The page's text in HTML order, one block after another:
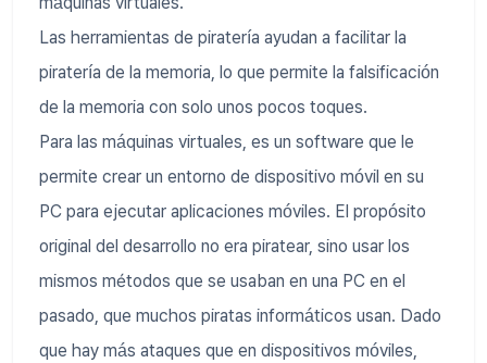
Las herramientas de piratería ayudan a facilitar la
piratería de la memoria, lo que permite la falsificación
de la memoria con solo unos pocos toques.
Para las máquinas virtuales, es un software que le
permite crear un entorno de dispositivo móvil en su
PC para ejecutar aplicaciones móviles. El propósito
original del desarrollo no era piratear, sino usar los
mismos métodos que se usaban en una PC en el
pasado, que muchos piratas informáticos usan. Dado
que hay más ataques que en dispositivos móviles,